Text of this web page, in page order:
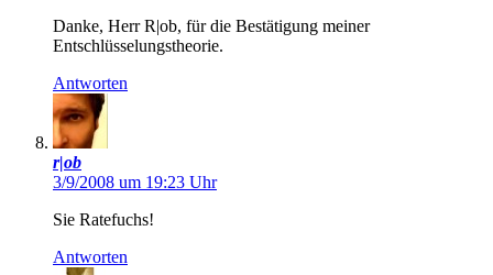
Danke, Herr R|ob, für die Bestätigung meiner
Entschlüsselungstheorie.
Antworten
r|ob
3/9/2008 um 19:23 Uhr
Sie Ratefuchs!
Antworten